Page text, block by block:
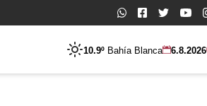
10.9º Bahía Blanca 6.8.2026